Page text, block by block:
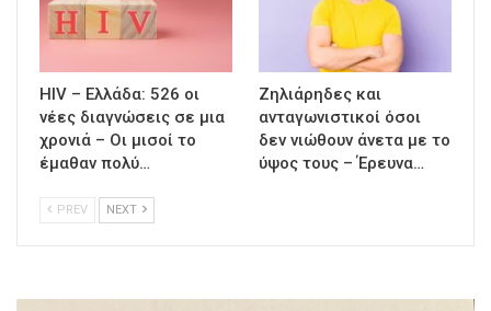
HIV – Ελλάδα: 526 οι
νέες διαγνώσεις σε μια
χρονιά – Οι μισοί το
έμαθαν πολύ…
Ζηλιάρηδες και
ανταγωνιστικοί όσοι
δεν νιώθουν άνετα με το
ύψος τους – Έρευνα…
PREV NEXT